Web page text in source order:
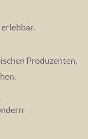
Produzenten,